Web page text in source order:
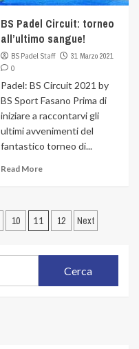
BS Padel Circuit: torneo
all’ultimo sangue!
BS Padel Staff
31 Marzo 2021
0
Padel: BS Circuit 2021 by
BS Sport Fasano Prima di
iniziare a raccontarvi gli
ultimi avvenimenti del
fantastico torneo di...
Read More
10 11 12 Next